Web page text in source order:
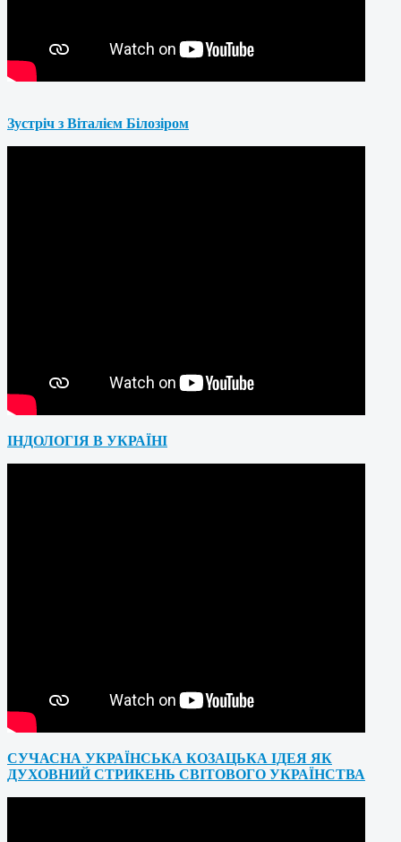
Зустріч з Віталієм Білозіром
ІНДОЛОГІЯ В УКРАЇНІ
СУЧАСНА УКРАЇНСЬКА КОЗАЦЬКА ІДЕЯ ЯК
ДУХОВНИЙ СТРИКЕНЬ СВІТОВОГО УКРАЇНСТВА